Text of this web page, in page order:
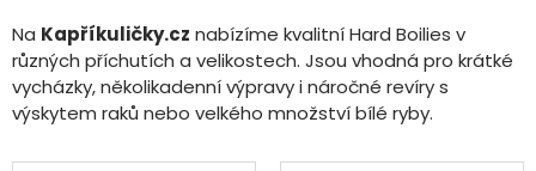
Na Kapříkuličky.cz nabízíme kvalitní Hard Boilies v
různých příchutích a velikostech. Jsou vhodná pro krátké
vycházky, několikadenní výpravy i náročné revíry s
výskytem raků nebo velkého množství bílé ryby.